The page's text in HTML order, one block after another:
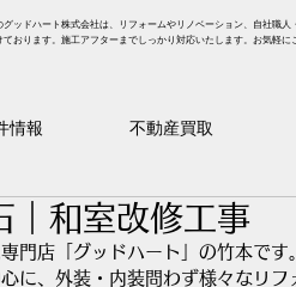
グッドハート株式会社は、リフォームやリノベーション、自社職
ております。施工アフターまでしっかり対応いたします。お気軽に
情報 不動産買取
｜和室改修工事
門店「グッドハート」の竹本です
に、外装・内装問わず様々なリフ